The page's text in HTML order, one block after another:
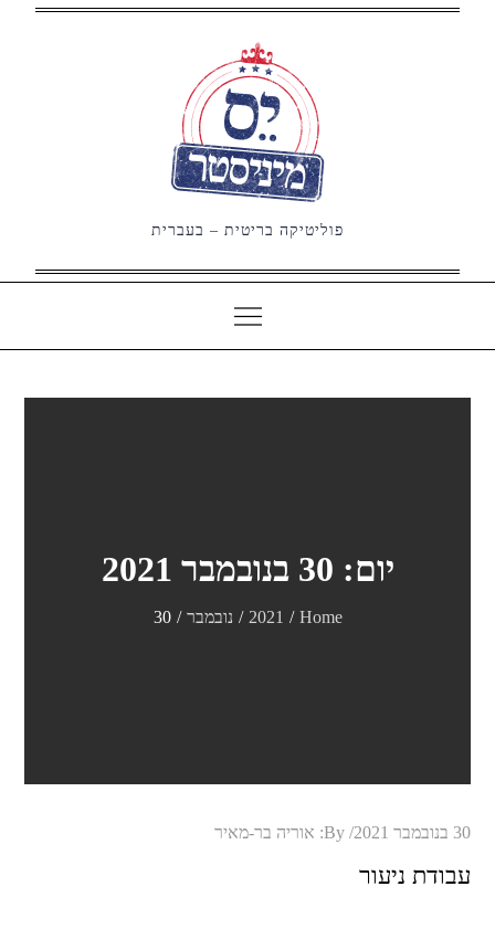
פוליטיקה בריטית – בעברית
יום: 30 בנובמבר 2021
Home
2021 נובמבר 30
Posted
30 בנובמבר 2021 By: אוריה בר-מאיר
עבודת ניעור